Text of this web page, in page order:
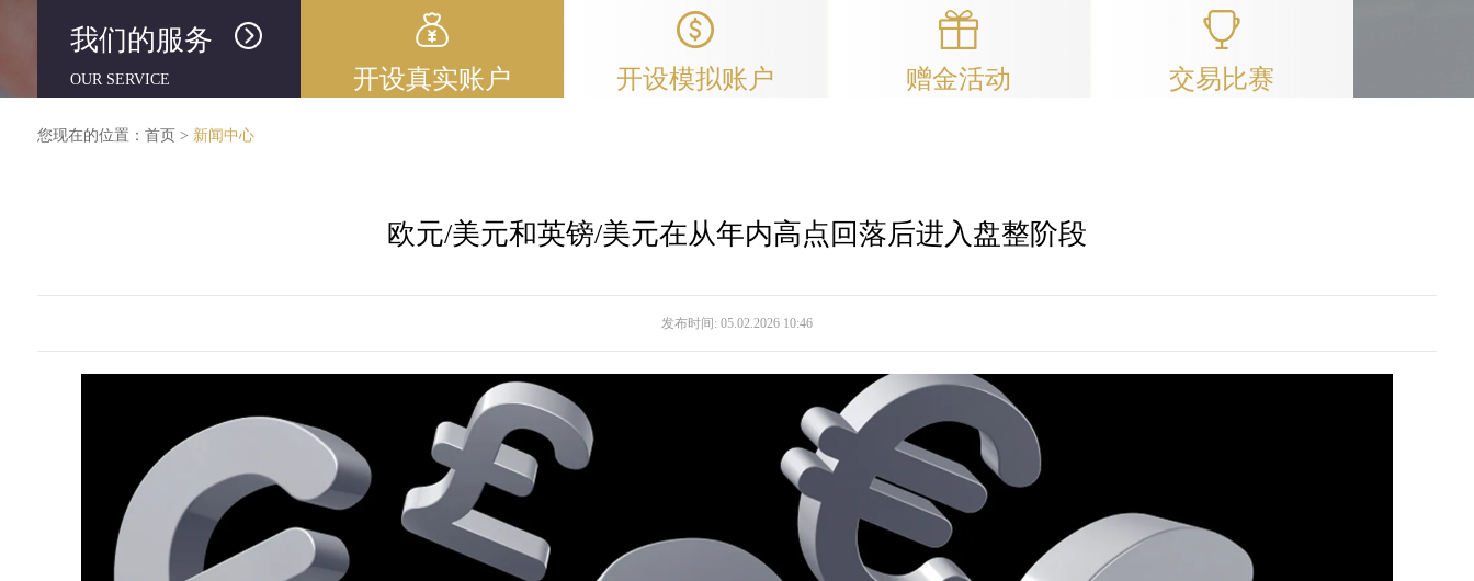
我们的服务
OUR SERVICE 开设真实账户 开设模拟账户 赠金活动 交易比赛
您现在的位置： 首页 > 新闻中心
欧元/美元和英镑/美元在从年内高点回落后进入盘整阶段
发布时间: 05.02.2026 10:46